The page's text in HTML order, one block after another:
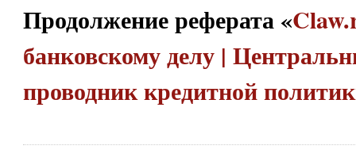
Продолжение реферата «
банковскому делу |
проводник кредитной